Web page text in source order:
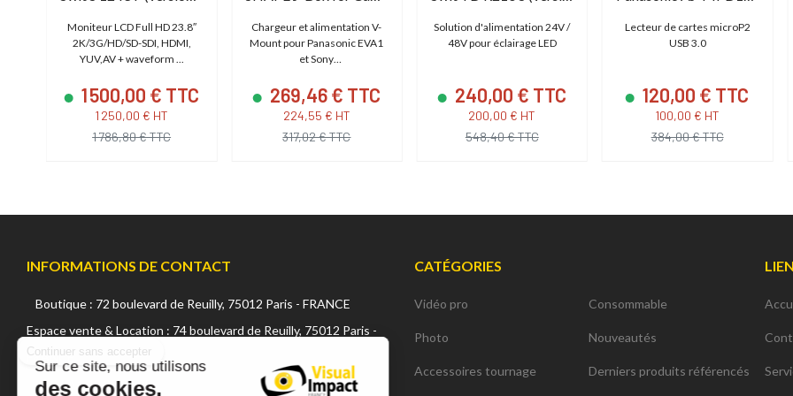
Moniteur LCD Full HD 23.8″
2K/3G/HD/SD-SDI, HDMI,
YUV,AV + waveform ...
1 500,00 € TTC
1 250,00 € HT
1 786,80 € TTC
Chargeur et alimentation V-
Mount pour Panasonic EVA1
et Sony
269,46 € TTC
224,55 € HT
317,02 € TTC
Solution d'alimentation 24V /
48V pour éclairage LED
240,00 € TTC
200,00 € HT
548,40 € TTC
Lecteur de cartes microP2
USB 3.0
120,00 € TTC
100,00 € HT
384,00 € TTC
INFORMATIONS DE CONTACT
Boutique : 72 boulevard de Reuilly, 75012 Paris - FRANCE
Espace vente & Location : 74 boulevard de Reuilly, 75012 Paris -
FRANCE
+33 (0) 1 42 22 02 05
CATÉGORIES
Vidéo pro
Photo
Accessoires tournage
Consommable
Nouveautés
Derniers produits référencés
Sur ce site, nous utilisons
des cookies.